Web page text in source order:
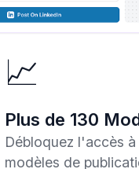
📈
Plus de 130
Débloquez l'accès à
modèles de